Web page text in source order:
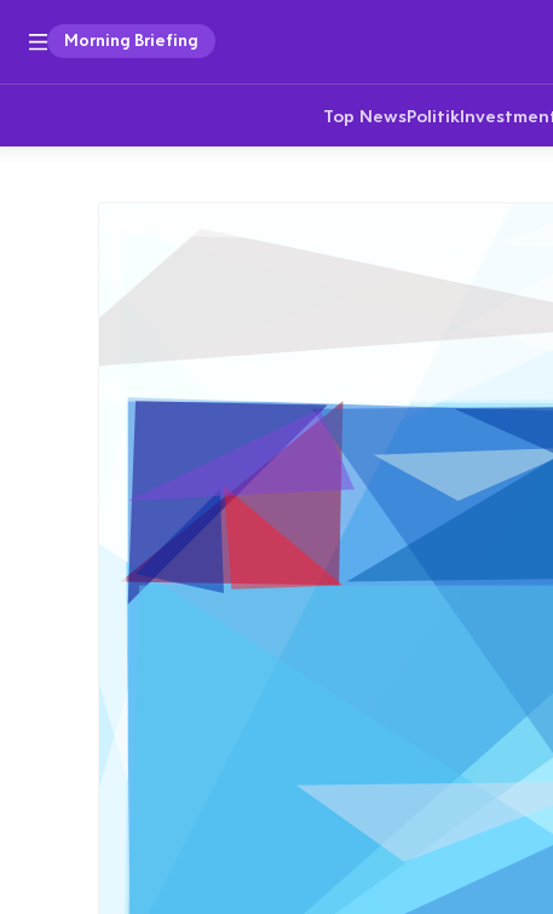
Morning Briefing
Top NewsPolitik